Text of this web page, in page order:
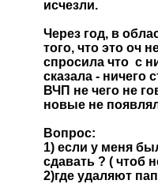
исчезли.
Через год, в
того, что это оч
спросила что с
сказала - ничего
ВЧП не чего не
новые не
Вопрос:
1) если у меня
сдавать ? ( чтоб
2)где удаляют